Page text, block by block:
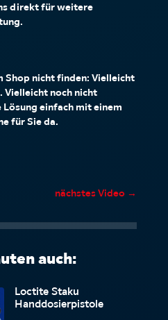
direkt für weitere
Shop nicht finden: Vielleicht
Vielleicht noch nicht
einfach mit einem
für Sie da.
nächstes Video →
auch:
Loctite Staku
Handdosierpistole